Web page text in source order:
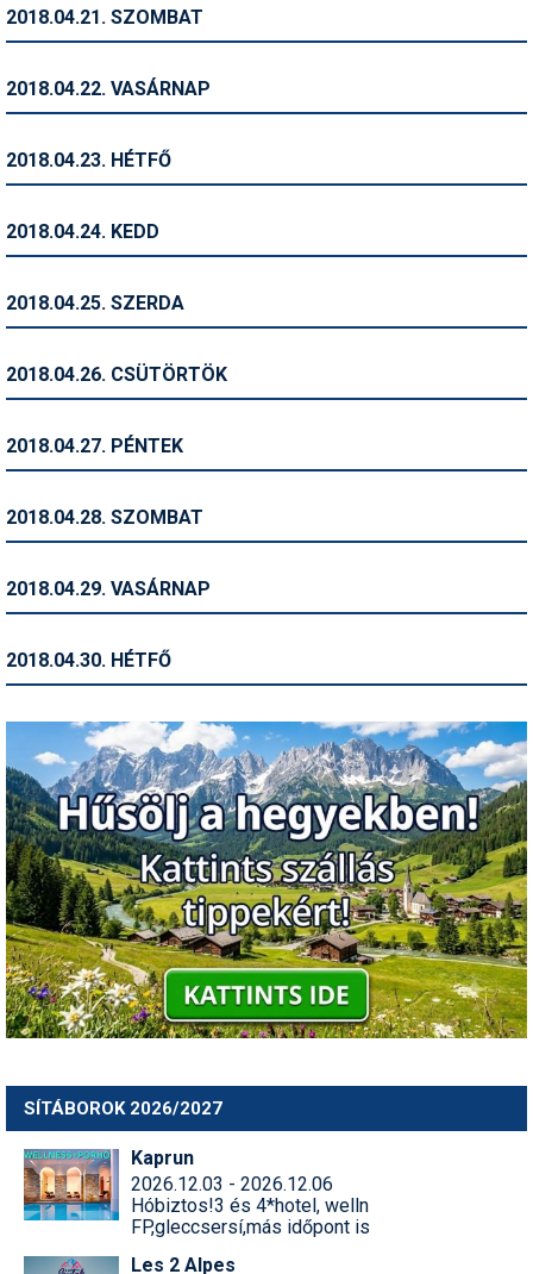
Szakértők
Telemark
Történelem
Utazási tippek
2018.04.21. SZOMBAT
2018.04.22. VASÁRNAP
2018.04.23. HÉTFŐ
2018.04.24. KEDD
2018.04.25. SZERDA
2018.04.26. CSÜTÖRTÖK
2018.04.27. PÉNTEK
2018.04.28. SZOMBAT
2018.04.29. VASÁRNAP
2018.04.30. HÉTFŐ
SÍTÁBOROK 2026/2027
Kaprun
2026.12.03 - 2026.12.06
Hóbiztos!3 és 4*hotel, welln
FP,gleccsersí,más időpont is
Les 2 Alpes